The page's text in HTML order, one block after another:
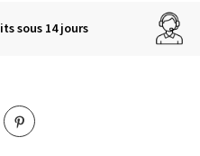
sous 14 jours